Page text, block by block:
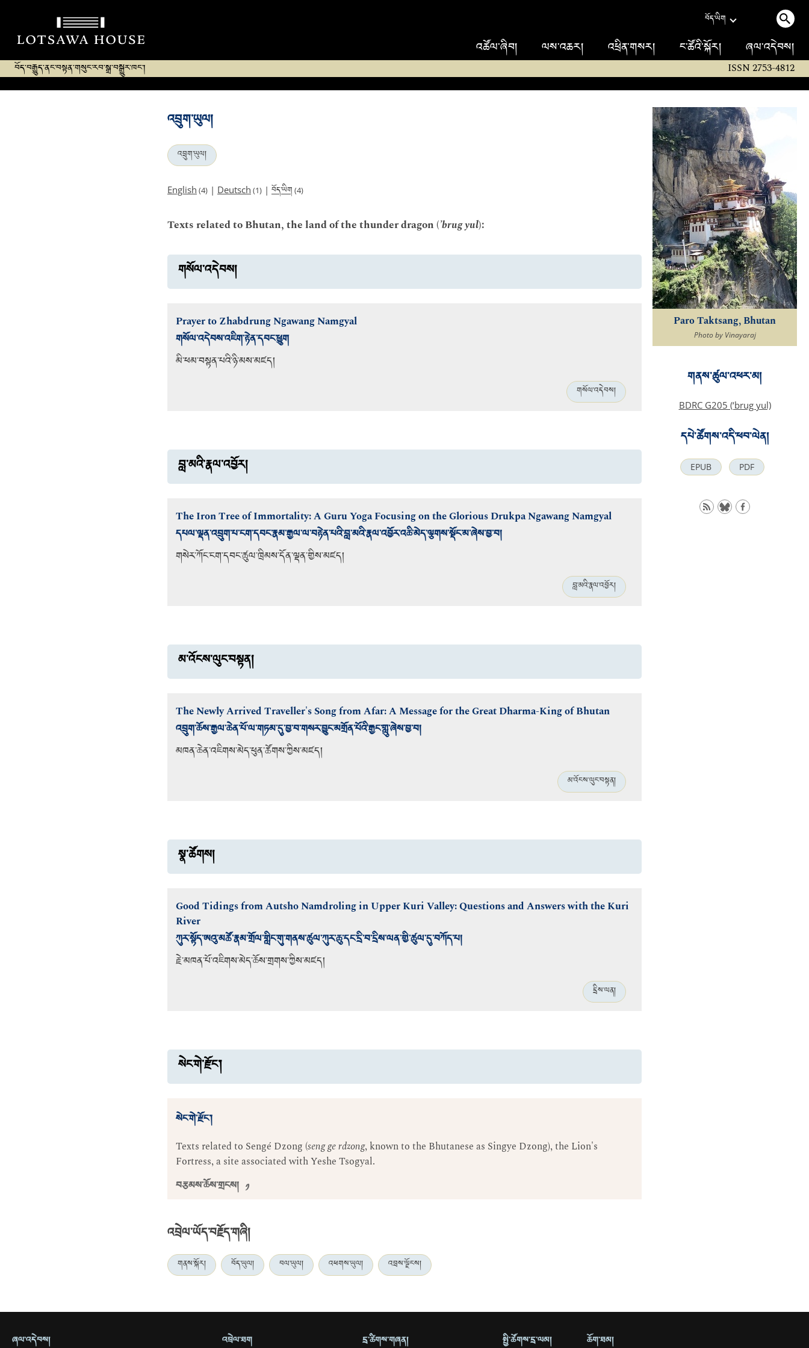
བོད་ཡིག
འཚོལ་ཞིབ། ལས་འཆར། འཕྲིན་གསར། ང་ཚོའི་སྐོར། ཞལ་འདེབས།
བོད་བརྒྱུད་ནང་བསྟན་གསུང་རབ་སྒྲ་བསྒྱུར་ཁང་། ISSN 2753-4812
འབྲུག་ཡུལ།
འབྲུག་ཡུལ།
English (4) | Deutsch (1) | བོད་ཡིག (4)
Texts related to Bhutan, the land of the thunder dragon (’brug yul):
གསོལ་འདེབས།
Prayer to Zhabdrung Ngawang Namgyal
གསོལ་འདེབས་འཇིག་རྟེན་དབང་ཕྱུག
མི་ཕམ་བསྟན་པའི་ཉི་མས་མཛད།
གསོལ་འདེབས།
བླ་མའི་རྣལ་འབྱོར།
The Iron Tree of Immortality: A Guru Yoga Focusing on the Glorious Drukpa Ngawang Namgyal
དཔལ་ལྡན་འབྲུག་པ་ངག་དབང་རྣམ་རྒྱལ་ལ་བརྟེན་པའི་བླ་མའི་རྣལ་འབྱོར་འཆི་མེད་ལྕགས་སྡོང་མ་ཞེས་བྱ་བ།
གསེར་ཀོང་ངག་དབང་ཚུལ་ཁྲིམས་དོན་ལྡན་གྱིས་མཛད།
བླ་མའི་རྣལ་འབྱོར།
མ་འོངས་ལུང་བསྟན།
The Newly Arrived Traveller's Song from Afar: A Message for the Great Dharma-King of Bhutan
འབྲུག་ཆོས་རྒྱལ་ཆེན་པོ་ལ་གཏམ་དུ་བྱ་བ་གསར་བྱུང་མགྲོན་པོའི་རྒྱང་གླུ་ཞེས་བྱ་བ།
མཁན་ཆེན་འཇིགས་མེད་ཕུན་ཚོགས་ཀྱིས་མཛད།
མ་འོངས་ལུང་བསྟན།
སྣ་ཚོགས།
Good Tidings from Autsho Namdroling in Upper Kuri Valley: Questions and Answers with the Kuri
River
ཀུར་སྟོད་ཨའུ་མཚོ་རྣམ་གྲོལ་གླིང་གུ་གནས་ཚུལ་ཀུར་ཆུ་དང་དྲི་བ་དྲིས་ལན་གྱི་ཚུལ་དུ་བཀོད་པ།
རྗེ་མཁན་པོ་འཇིགས་མེད་ཆོས་གྲགས་ཀྱིས་མཛད།
དྲིས་ལན།
སེང་གེ་རྫོང་།
སེང་གེ་རྫོང་།
Texts related to Sengé Dzong (seng ge rdzong, known to the Bhutanese as Singye Dzong), the Lion's
Fortress, a site associated with Yeshe Tsogyal.
བརྩམས་ཆོས་གྲངས། ༡
འབྲེལ་ཡོད་བརྗོད་གཞི།
གནས་སྐོར། བོད་ཡུལ། བལ་ཡུལ། འཕགས་ཡུལ། འབྲས་ལྗོངས།
Paro Taktsang, Bhutan
Photo by Vinayaraj
གནས་ཚུལ་འཕར་མ།
BDRC G205 (‘brug yul)
དཔེ་ཚོགས་འདི་ཕབ་ལེན།
EPUB PDF
ཞལ་འདེབས། འབྲེལ་ཐག དྲ་ཚིགས་གཞན། སྤྱི་ཚོགས་དྲ་ལམ། ཆོག་ཐམ།